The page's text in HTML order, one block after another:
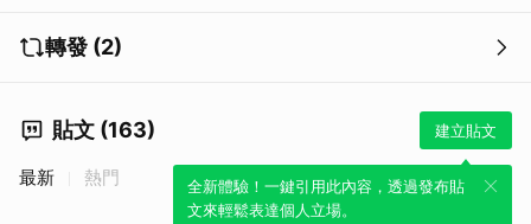
轉發 (2)
貼文 (163) 建立貼文
全新體驗！一鍵引用此內容，透過發布貼
文來輕鬆表達個人立場。
最新 熱門